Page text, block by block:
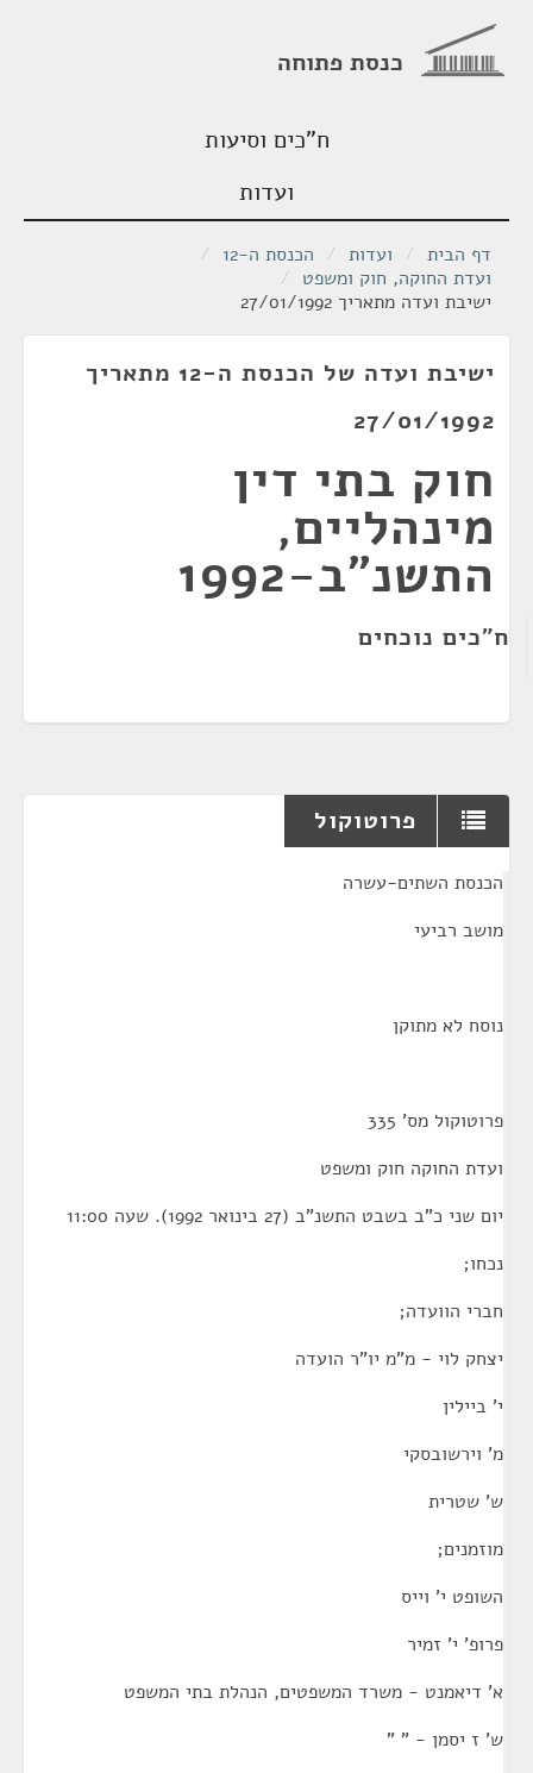
כנסת פתוחה
ח"כים וסיעות
ועדות
דף הבית / ועדות / הכנסת ה-12
/
ועדת החוקה, חוק ומשפט /
ישיבת ועדה מתאריך 27/01/1992
ישיבת ועדה של הכנסת ה-12 מתאריך
27/01/1992
חוק בתי דין
מינהליים,
התשנ"ב-1992
ח"כים נוכחים
פרוטוקול
הכנסת השתים-עשרה
מושב רביעי
נוסח לא מתוקן
פרוטוקול מס' 335
ועדת החוקה חוק ומשפט
יום שני כ"ב בשבט התשנ"ב (27 בינואר 1992). שעה 11:00
נכחו;
חברי הוועדה;
יצחק לוי - מ"מ יו"ר הועדה
י' ביילין
מ' וירשובסקי
ש' שטרית
מוזמנים;
השופט י' וייס
פרופ' י' זמיר
א' דיאמנט - משרד המשפטים, הנהלת בתי המשפט
ש' ז יסמן - " "